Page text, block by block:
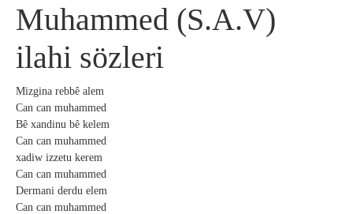
Muhammed (S.A.V)
ilahi sözleri
Mizgina rebbê alem
Can can muhammed
Bê xandinu bê kelem
Can can muhammed
xadiw izzetu kerem
Can can muhammed
Dermani derdu elem
Can can muhammed